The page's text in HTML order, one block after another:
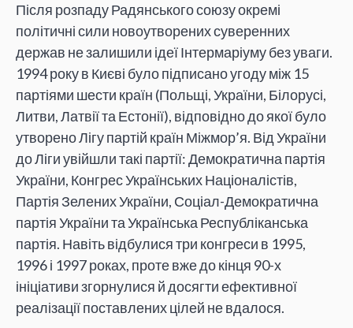
Після розпаду Радянського союзу окремі
політичні сили новоутворених суверенних
держав не залишили ідеї Інтермаріуму без уваги.
1994 року в Києві було підписано угоду між 15
партіями шести країн (Польщі, України, Білорусі,
Литви, Латвії та Естонії), відповідно до якої було
утворено Лігу партій країн Міжмор’я. Від України
до Ліги увійшли такі партії: Демократична партія
України, Конгрес Українських Націоналістів,
Партія Зелених України, Соціал-Демократична
партія України та Українська Республіканська
партія. Навіть відбулися три конгреси в 1995,
1996 і 1997 роках, проте вже до кінця 90-х
ініціативи згорнулися й досягти ефективної
реалізації поставлених цілей не вдалося.